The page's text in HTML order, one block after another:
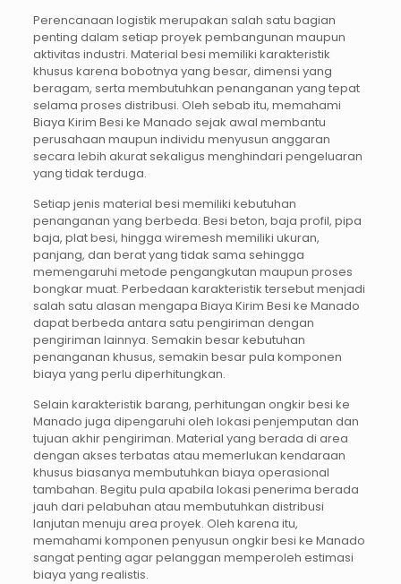
Perencanaan logistik merupakan salah satu bagian
penting dalam setiap proyek pembangunan maupun
aktivitas industri. Material besi memiliki karakteristik
khusus karena bobotnya yang besar, dimensi yang
beragam, serta membutuhkan penanganan yang tepat
selama proses distribusi. Oleh sebab itu, memahami
Biaya Kirim Besi ke Manado sejak awal membantu
perusahaan maupun individu menyusun anggaran
secara lebih akurat sekaligus menghindari pengeluaran
yang tidak terduga.
Setiap jenis material besi memiliki kebutuhan
penanganan yang berbeda. Besi beton, baja profil, pipa
baja, plat besi, hingga wiremesh memiliki ukuran,
panjang, dan berat yang tidak sama sehingga
memengaruhi metode pengangkutan maupun proses
bongkar muat. Perbedaan karakteristik tersebut menjadi
salah satu alasan mengapa Biaya Kirim Besi ke Manado
dapat berbeda antara satu pengiriman dengan
pengiriman lainnya. Semakin besar kebutuhan
penanganan khusus, semakin besar pula komponen
biaya yang perlu diperhitungkan.
Selain karakteristik barang, perhitungan ongkir besi ke
Manado juga dipengaruhi oleh lokasi penjemputan dan
tujuan akhir pengiriman. Material yang berada di area
dengan akses terbatas atau memerlukan kendaraan
khusus biasanya membutuhkan biaya operasional
tambahan. Begitu pula apabila lokasi penerima berada
jauh dari pelabuhan atau membutuhkan distribusi
lanjutan menuju area proyek. Oleh karena itu,
memahami komponen penyusun ongkir besi ke Manado
sangat penting agar pelanggan memperoleh estimasi
biaya yang realistis.